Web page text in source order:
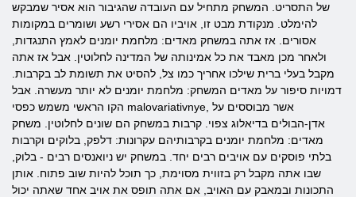
של התסריט. המשחק מתחיל עם העובדה שהגיבור הוא אסיר שמבקש
להימלט. מנקודת מבט זו, אויביו הם אסירי רשע ושומרים במקומות
אסורים. אז אתה במשחק מאדים: מלחמת יומנים לאמץ התנגדות,
ולאחר מכן מאבד את כל אמינותה של המדינה לחלוטין. אבל אז אתה
מקבל בעלי ברית שילכו אחריך כמו צל, להסיט את תשומת לב בקרבות.
דמויות סיפור על מאדים המשחק: מלחמת יומנים לא יותר מעשרה. אבל
הקו הראשי משמש כפסי malovariativnye, אשר מבוססים על
אדן-הבולים בדיאלוג צפוי. קרבות במשחק הם שונים לחלוטין. משחק
מאדים: מלחמת יומנים בקרבותיהם עקרונות: דלפק, בלוקים וקרבות
בלתי פוסקים עם אויבים רבים יחד. במשחק יש ניואנסים רבים - בלוק,
שבו אתה מקבל רק בזווית מסוימת, כך תוכל להיות שוב פתוח. אותן
התכונות ובמאבק עם האויב, אם אתה תופס את אויב אחד שאתה יכול